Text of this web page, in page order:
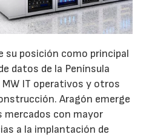
su posición como principal
datos de la Península
MW IT operativos y otros
Aragón emerge
mercados con mayor
a la implantación de